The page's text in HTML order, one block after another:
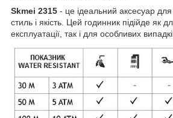
Skmei 2315 - це ідеальний аксесуар для
стиль і якість. Цей годинник підійде як
експлуатації, так і для особливих